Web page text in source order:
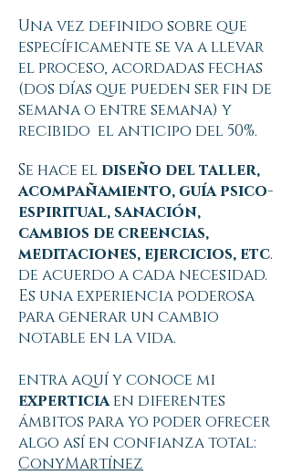
Una vez definido sobre que
específicamente se va a llevar
el proceso, acordadas fechas
(dos días que pueden ser fin de
semana o entre semana) y
recibido el anticipo del 50%.
Se hace el diseño del taller,
acompañamiento, guía psico-
espiritual, sanación,
cambios de creencias,
meditaciones, ejercicios, etc.
de acuerdo a cada necesidad.
Es una experiencia poderosa
para generar un cambio
notable en la vida.
entra aquí y conoce mi
experticiaen diferentes
ámbitos para yo poder ofrecer
algo así en confianza total:
ConyMartínez